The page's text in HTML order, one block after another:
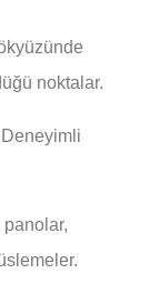
noktalar.
Deneyimli
panolar,